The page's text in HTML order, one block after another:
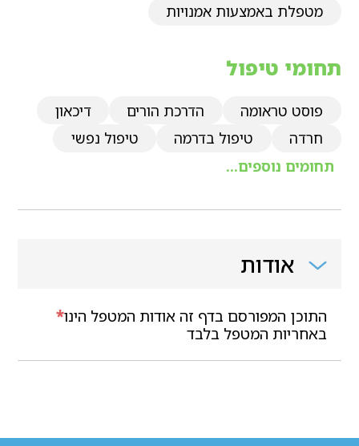
מטפלת באמצעות אמנויות
תחומי טיפול
פוסט טראומה הדרכת הורים
דיכאון
חרדה
טיפול בדרמה
טיפול נפשי
תחומים נוספים...
אודות
*התוכן המפורסם בדף זה אודות המטפל הינו
באחריות המטפל בלבד